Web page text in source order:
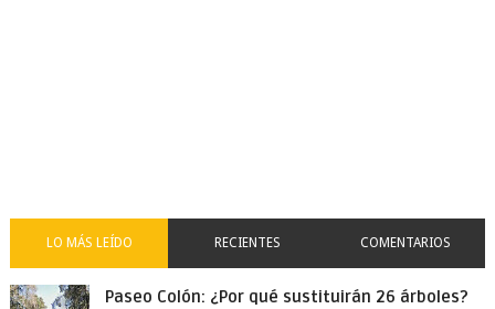
LO MÁS LEÍDO RECIENTES COMENTARIOS
Paseo Colón: ¿Por qué sustituirán 26 árboles?